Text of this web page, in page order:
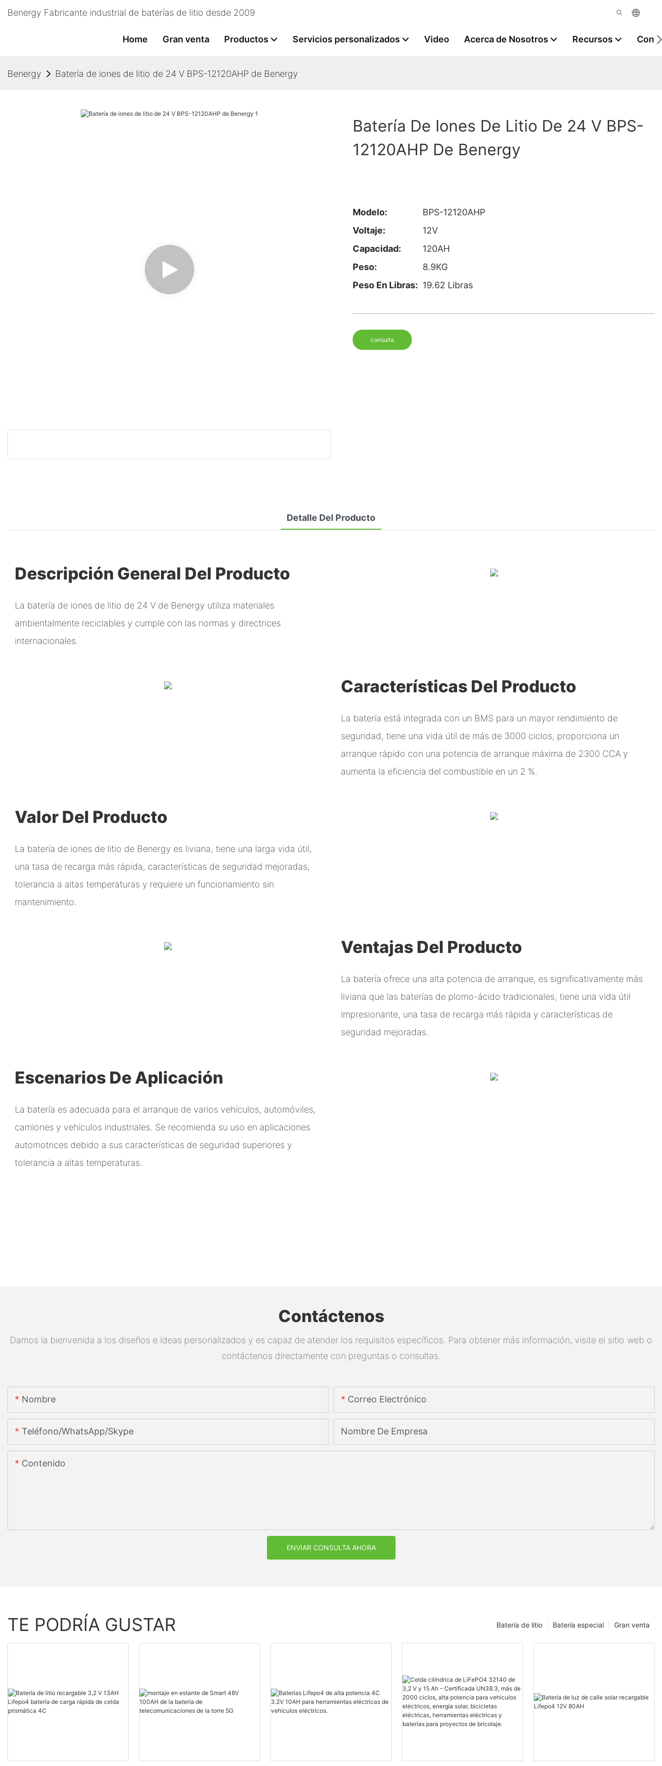
Benergy Fabricante industrial de baterías de litio desde 2009
Home Gran venta Productos Servicios personalizados Video Acerca de Nosotros Recursos
Benergy Batería de iones de litio de 24 V BPS-12120AHP de Benergy
Batería De Iones De Litio De 24 V BPS-
12120AHP De Benergy
Modelo:
BPS-12120AHP
Voltaje:
12V
Capacidad:
120AH
Peso:
8.9KG
Peso En Libras: 19.62 Libras
consulta
Detalle Del Producto
Descripción General Del Producto
La batería de iones de litio de 24 V de Benergy utiliza materiales
ambientalmente reciclables y cumple con las normas y directrices
internacionales.
Características Del Producto
La batería está integrada con un BMS para un mayor rendimiento de
seguridad, tiene una vida útil de más de 3000 ciclos, proporciona un
arranque rápido con una potencia de arranque máxima de 2300 CCA y
aumenta la eficiencia del combustible en un 2 %.
Valor Del Producto
La batería de iones de litio de Benergy es liviana, tiene una larga vida útil,
una tasa de recarga más rápida, características de seguridad mejoradas,
tolerancia a altas temperaturas y requiere un funcionamiento sin
mantenimiento.
Ventajas Del Producto
La batería ofrece una alta potencia de arranque, es significativamente más
liviana que las baterías de plomo-ácido tradicionales, tiene una vida útil
impresionante, una tasa de recarga más rápida y características de
seguridad mejoradas.
Escenarios De Aplicación
La batería es adecuada para el arranque de varios vehículos, automóviles,
camiones y vehículos industriales. Se recomienda su uso en aplicaciones
automotrices debido a sus características de seguridad superiores y
tolerancia a altas temperaturas.
Contáctenos
Damos la bienvenida a los diseños e ideas personalizados y es capaz de atender los requisitos específicos. Para obtener más información, visite el sitio web o
contáctenos directamente con preguntas o consultas.
Nombre Correo Electrónico
Teléfono/WhatsApp/Skype Nombre De Empresa
Contenido
ENVIAR CONSULTA AHORA
TE PODRÍA GUSTAR Gran venta
Batería especial
Batería de litio